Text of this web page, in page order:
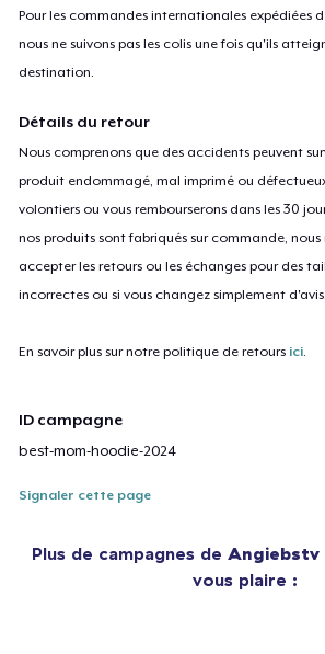
Pour les commandes internationales expédiées
nous ne suivons pas les colis une fois qu'ils
destination.
Détails du retour
Nous comprenons que des accidents peuvent
produit endommagé, mal imprimé ou
volontiers ou vous rembourserons dans les 30
nos produits sont fabriqués sur commande, nous
accepter les retours ou les échanges pour des
incorrectes ou si vous changez simplement d'avis.
En savoir plus sur notre politique de retours ici
ID campagne
best-mom-hoodie-2024
Signaler cette page
Plus de campagnes de Angiebstv
vous plaire :